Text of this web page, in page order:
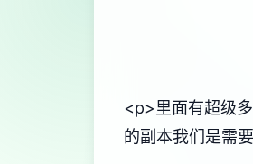
<p>里面有超级
的副本我们是需